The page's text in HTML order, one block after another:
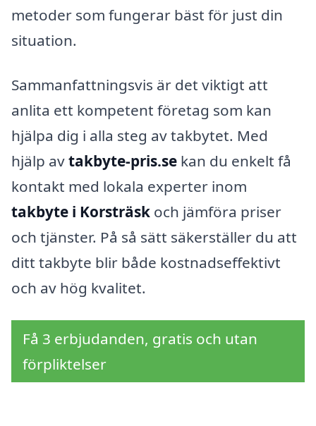
metoder som fungerar bäst för just din
situation.
Sammanfattningsvis är det viktigt att
anlita ett kompetent företag som kan
hjälpa dig i alla steg av takbytet. Med
hjälp avtakbyte-pris.se kan du enkelt få
kontakt med lokala experter inom
takbyte i Korsträsk och jämföra priser
och tjänster. På så sätt säkerställer du att
ditt takbyte blir både kostnadseffektivt
och av hög kvalitet.
Få 3 erbjudanden, gratis och utan
förpliktelser